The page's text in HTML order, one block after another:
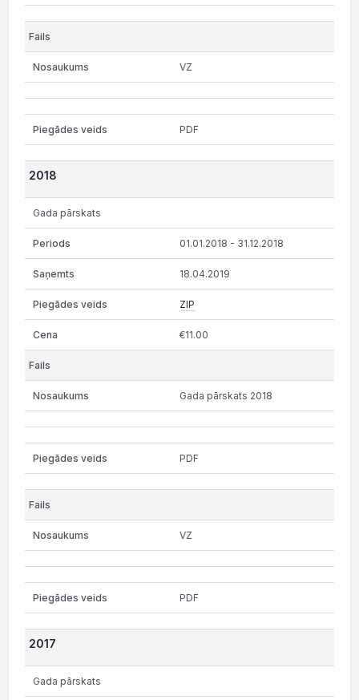
VZ
PDF
2018
Gada pārskats
01.01.2018 - 31.12.2018
18.04.2019
ZIP
€11.00
Gada pārskats 2018
PDF
VZ
PDF
2017
Gada pārskats